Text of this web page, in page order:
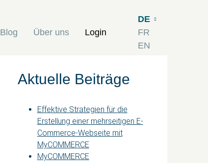
Blog Über uns Login
DE
FR
EN
Aktuelle Beiträge
Effektive Strategien für die
Erstellung einer mehrseitigen E-
Commerce-Webseite mit
MyCOMMERCE
MyCOMMERCE